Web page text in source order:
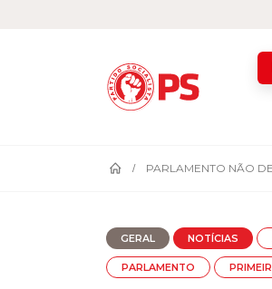
PARLAMENTO NÃO
GERAL NOTÍCIAS
PARLAMENTO